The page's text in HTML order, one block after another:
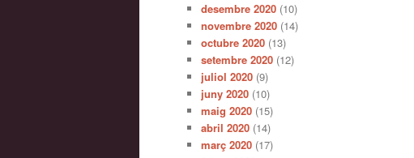
desembre 2020 (10)
novembre 2020 (14)
octubre 2020 (13)
setembre 2020 (12)
juliol 2020 (9)
juny 2020 (10)
maig 2020 (15)
abril 2020 (14)
març 2020 (17)